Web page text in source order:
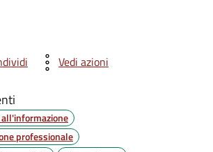
Vedi azioni
all'informazione
professionale